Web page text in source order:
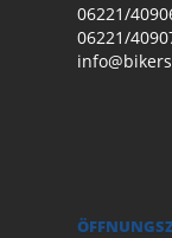
06221/
06221/